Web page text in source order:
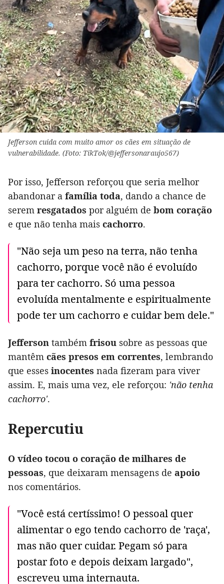
Jefferson cuida com muito amor os cães em situação de
vulnerabilidade. (Foto: TikTok/@jeffersonaraujo567)
Por isso, Jefferson reforçou que seria melhor
abandonar a família toda, dando a chance de
serem resgatados por alguém de bom coração
e que não tenha mais cachorro.
"Não seja um peso na terra, não tenha
cachorro, porque você não é evoluído
para ter cachorro. Só uma pessoa
evoluída mentalmente e espiritualmente
pode ter um cachorro e cuidar bem dele."
Jefferson também frisou sobre as pessoas que
mantêm cães presos em correntes, lembrando
que esses inocentes nada fizeram para viver
assim. E, mais uma vez, ele reforçou: 'não tenha
cachorro'.
Repercutiu
O vídeo tocou o coração de milhares de
pessoas, que deixaram mensagens de apoio
nos comentários.
"Você está certíssimo! O pessoal quer
alimentar o ego tendo cachorro de 'raça',
mas não quer cuidar. Pegam só para
postar foto e depois deixam largado",
escreveu uma internauta.